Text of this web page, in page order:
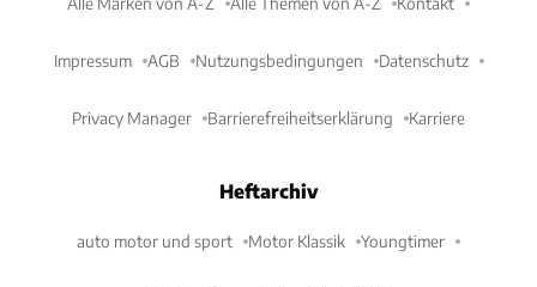
Impressum AGB Nutzungsbedingungen Datenschutz
Privacy Manager Barrierefreiheitserklärung Karriere
Heftarchiv
auto motor und sport Motor Klassik Youngtimer